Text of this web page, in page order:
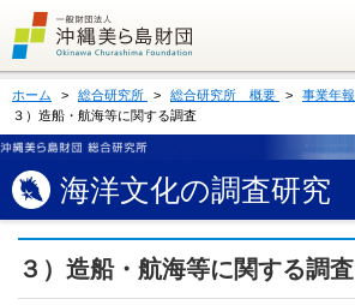
ホーム 総合研究所 総合研究所 概要 事業年報
３）造船・航海等に関する調査
海洋文化の調査研究
３）造船・航海等に関する調査